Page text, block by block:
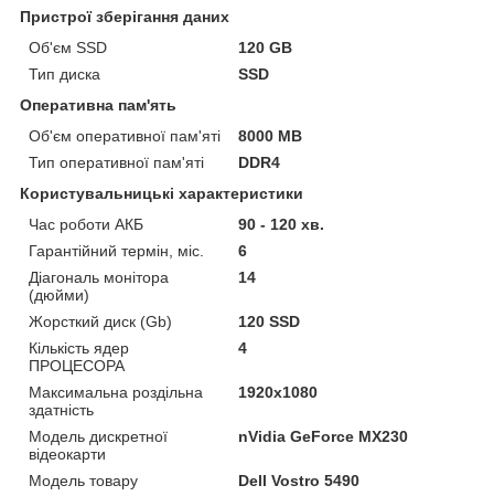
Пристрої зберігання даних
Об'єм SSD
120 GB
Тип диска
SSD
Оперативна пам'ять
Об'єм оперативної пам'яті
8000 MB
Тип оперативної пам'яті
DDR4
Користувальницькі характеристики
Час роботи АКБ
90 - 120 хв.
Гарантійний термін, міс.
6
Діагональ монітора
(дюйми)
14
Жорсткий диск (Gb)
120 SSD
Кількість ядер
ПРОЦЕСОРА
4
Максимальна роздільна
здатність
1920x1080
Модель дискретної
відеокарти
nVidia GeForce MX230
Модель товару
Dell Vostro 5490